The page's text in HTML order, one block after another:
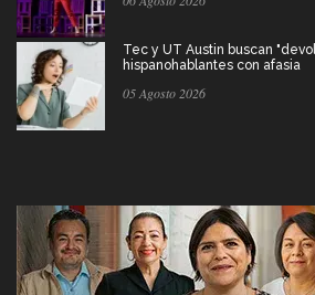
Tec y UT Austin buscan
hispanohablantes con afasia
05 Agosto 2026